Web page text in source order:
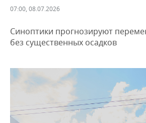
ДЕКЛАРАЦИИ О ДОХОДАХ
ВУЗЫ ТАТАРСТАНА
КОМУ ПРИНАДЛЕЖАТ
ТОРГОВЫЕ ЦЕНТРЫ
НОВОСТИ ЭКОНОМИКИ
БАНКИ
БЮДЖЕТ
ПРОМЫШЛЕННОСТЬ
ПРОМЫШЛЕННОСТИ
МАШИНОСТРОЕНИЕ
НОВОСТИ НЕДВИЖИМОСТИ
НОВОСТИ АВТО
БИЗНЕС
07:00, 08.07.2026
Синоптики прогнозируют
без существенных осадков